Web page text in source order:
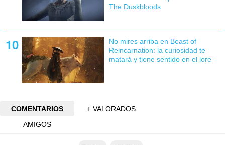
The Duskbloods
No mires arriba en Beast of
Reincarnation: la curiosidad te
matará y tiene sentido en el lore
COMENTARIOS
+ VALORADOS
AMIGOS